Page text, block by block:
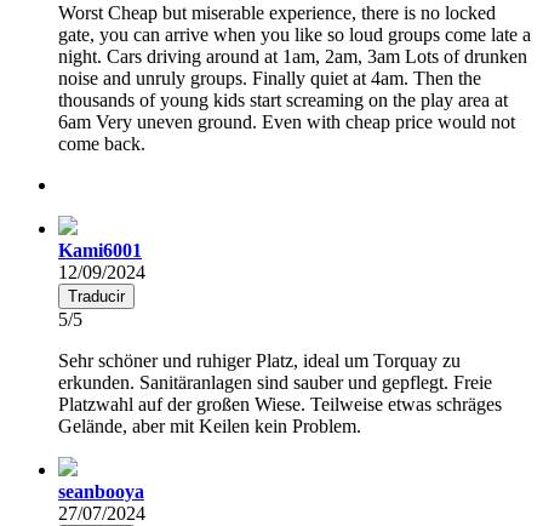
Worst Cheap but miserable experience, there is no locked
gate, you can arrive when you like so loud groups come late a
night. Cars driving around at 1am, 2am, 3am Lots of drunken
noise and unruly groups. Finally quiet at 4am. Then the
thousands of young kids start screaming on the play area at
6am Very uneven ground. Even with cheap price would not
come back.
Kami6001
12/09/2024
Traducir
5/5
Sehr schöner und ruhiger Platz, ideal um Torquay zu
erkunden. Sanitäranlagen sind sauber und gepflegt. Freie
Platzwahl auf der großen Wiese. Teilweise etwas schräges
Gelände, aber mit Keilen kein Problem.
seanbooya
27/07/2024